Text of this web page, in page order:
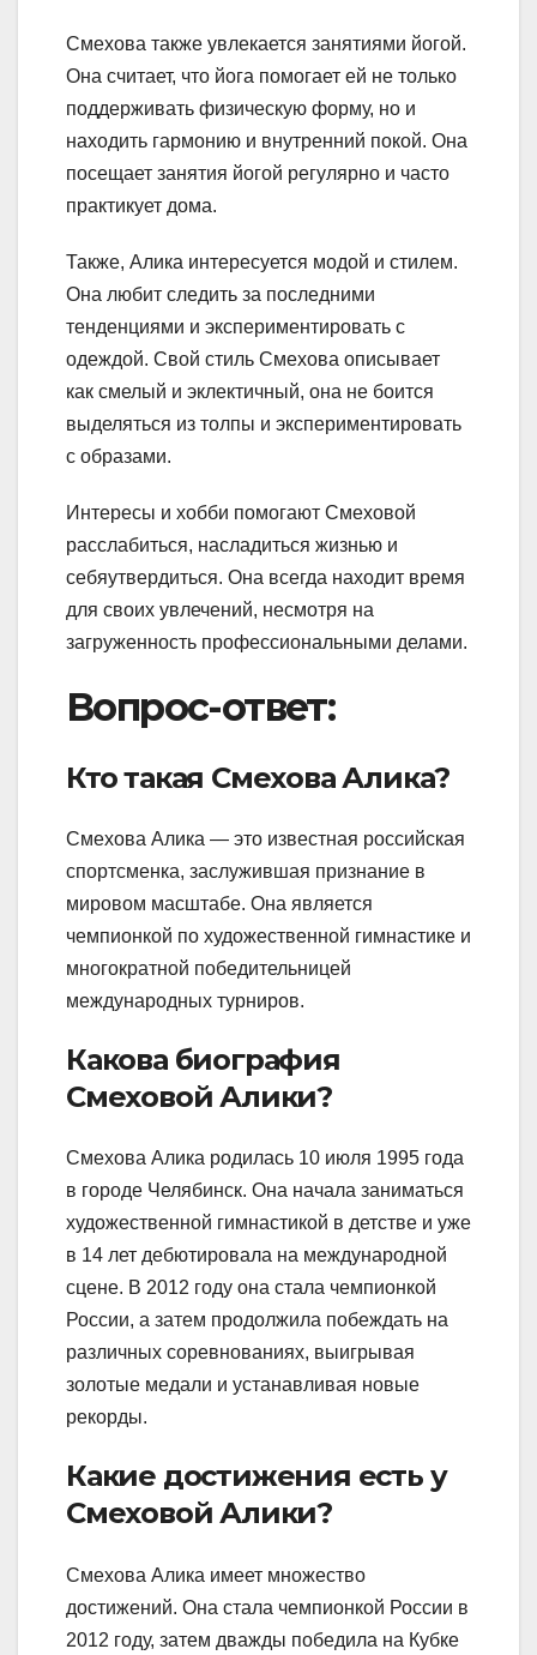
Смехова также увлекается занятиями йогой.
Она считает, что йога помогает ей не только
поддерживать физическую форму, но и
находить гармонию и внутренний покой. Она
посещает занятия йогой регулярно и часто
практикует дома.
Также, Алика интересуется модой и стилем.
Она любит следить за последними
тенденциями и экспериментировать с
одеждой. Свой стиль Смехова описывает
как смелый и эклектичный, она не боится
выделяться из толпы и экспериментировать
с образами.
Интересы и хобби помогают Смеховой
расслабиться, насладиться жизнью и
себяутвердиться. Она всегда находит время
для своих увлечений, несмотря на
загруженность профессиональными делами.
Вопрос-ответ:
Кто такая Смехова Алика?
Смехова Алика — это известная российская
спортсменка, заслужившая признание в
мировом масштабе. Она является
чемпионкой по художественной гимнастике и
многократной победительницей
международных турниров.
Какова биография
Смеховой Алики?
Смехова Алика родилась 10 июля 1995 года
в городе Челябинск. Она начала заниматься
художественной гимнастикой в детстве и уже
в 14 лет дебютировала на международной
сцене. В 2012 году она стала чемпионкой
России, а затем продолжила побеждать на
различных соревнованиях, выигрывая
золотые медали и устанавливая новые
рекорды.
Какие достижения есть у
Смеховой Алики?
Смехова Алика имеет множество
достижений. Она стала чемпионкой России в
2012 году, затем дважды победила на Кубке